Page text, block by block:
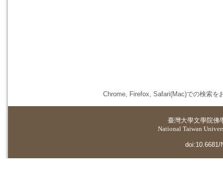
Chrome, Firefox, Safari(Mac)での検索を
臺灣大學文學院佛
National Taiwan
doi:10.6681/